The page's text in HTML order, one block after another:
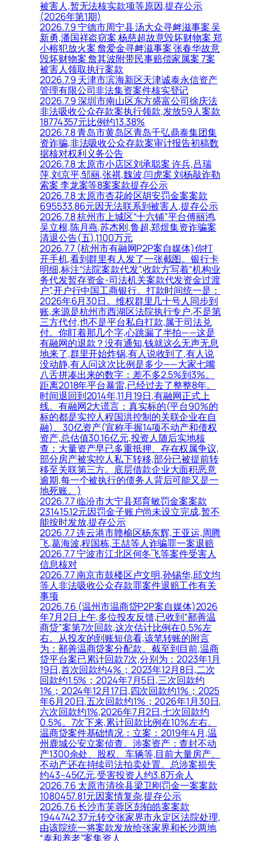
被害人,暂无法核实款项等原因,提存公示
(2026年第1期)
2026.7.9 宁德市周宁县 汤大众寻衅滋事案 吴
新勇,潘国祥盗窃案 杨慈超故意毁坏财物案 郑
小榕犯放火案 詹爱金寻衅滋事案 张春华故意
毁坏财物案 詹其波附带民事赔偿家属案 7案
被害人领取执行案款
2026.7.9 天津市滨海新区天津诚泰永信资产
管理有限公司非法集资案件核实登记
2026.7.9 深圳市南山区东方盛富公司徐庆法
非法吸收公众存款案执行领款,发放59人案款
18774357元比例约13.38%
2026.7.8 青岛市黄岛区青岛千弘鼎泰集团集
资诈骗,非法吸收公众存款案审计报告初稿数
据核对权利义务公告
2026.7.8 太原市小店区刘承聪案 许兵,吕瑞
萍,刘京平,邹丽,张祺,魏波,闫虎案 刘杨敲诈勒
索案 李龙案等8案案款提存公示
2026.7.8 太原市杏花岭区胡安罚金案案款
695533.86元因无法联系到被害人,提存公示
2026.7.8 杭州市上城区“十六铺”平台傅丽鸿,
吴立根,陈月燕,苏杰刚,鲁超,郑煜集资诈骗案
清退公告(五),1100万元
2026.7.7 (杭州市有融网P2P案自媒体)你打
开手机,看到群里有人发了一张截图。银行卡
明细,标注“法院案款代发”,收款方写着“机构业
务代发暂存资金-司法机关案款代发资金过渡
户”,开户行中国工商银行。打款时间统一是：
2026年6月30日。维权群里几十号人同步到
账,来源是杭州市西湖区法院执行专户,不是第
三方代付,也不是平台私自打款,属于司法兑
付。你盯着那几个字,心跳漏了半拍——这是
有融网的退款？没有通知,钱就这么无声无息
地来了,群里开始炸锅,有人说收到了,有人说
没动静,有人问这次比例是多少——大家七嘴
八舌拼凑出来的数字：差不多2.5%到3%。
距离2018年平台暴雷,已经过去了整整8年。
时间退回到2014年,11月19日,有融网正式上
线。有融网2大谎言：真实标的(平台90%的
标的都是实控人程国洪控制的关联企业在自
融)、30亿资产(宣称手握14项不动产和债权
资产,总估值30.16亿元,投资人随后实地核
查：大量资产早已多重抵押、存在权属争议,
部分房产被实控人私下转移,部分已被提前转
移至关联第三方。底层借款企业大面积恶意
逾期,每一个被执行的债务人背后可能又是一
地死账。)
2026.7.7 临汾市大宁县郑育敏罚金案案款
231415.12元因罚金子账户尚未设立完成,暂不
能按时发放,提存公示
2026.7.7 连云港市赣榆区杨东辉,王亚运,周腾
飞,葛海波,程国栋,王喆等人诈骗罪一案退赔
2026.7.7 宁波市江北区何冬飞等案件受害人
信息核对
2026.7.7 南京市鼓楼区卢文明,孙锡华,邱文均
等人非法吸收公众存款罪案件退赔工作有关
事项
2026.7.6 (温州市温商贷P2P案自媒体)2026
年7月2日上午,多位投友反馈,已收到“鄯善温
商贷”案第7次回款,这次估计比例在0.5%左
右。从投友的到账短信看,该笔转账的附言
为：鄯善温商贷案分配款。截至到目前,温商
贷平台案已累计回款7次,分别为：2023年1月
19日,首次回款约4%；2023年12月8日,二次
回款约1.5%；2024年7月5日,三次回款约
1%；2024年12月17日,四次回款约1%；2025
年6月20日,五次回款约1%；2026年1月30日,
六次回款约1%,2026年7月2日,七次回款约
0.5%。7次下来,累计回款比例在10%左右。
温商贷案件基础情况：立案：2019年4月,温
州鹿城公安立案侦查。涉案资产：查封不动
产1300余处、股权、车辆等,目前大量房产、
不动产还在持续司法拍卖处置。总涉案损失
约43–45亿元,受害投资人约3.8万余人
2026.7.6 太原市清徐县梁卫刚罚金一案案款
1080457.81元因案情复杂,提存公示
2026.7.6 长沙市芙蓉区彭铂皓案案款
1944742.37元转交张家界市永定区法院处理,
由该院统一将案款发放给张家界和长沙两地
“泰和养老”案集资人